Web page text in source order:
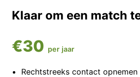
Klaar om een match
€30 per jaar
Rechtstreeks contact opnemen